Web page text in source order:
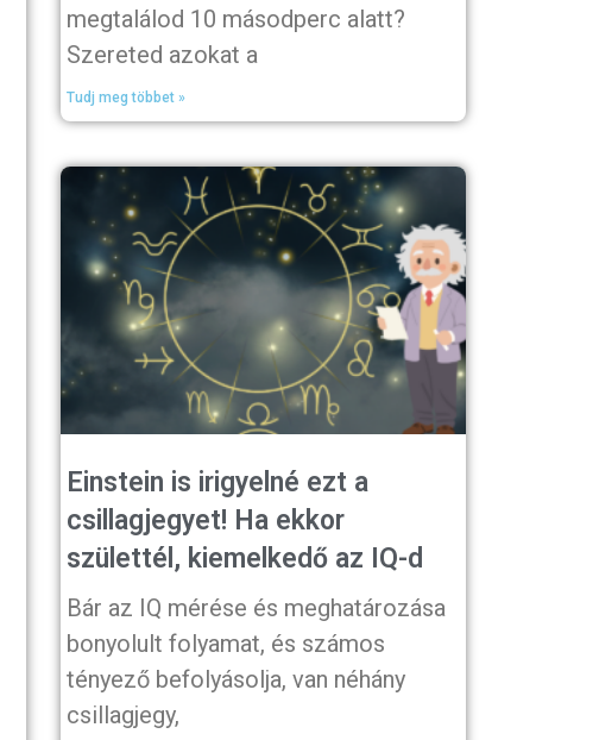
megtalálod 10 másodperc alatt?
Szereted azokat a
Tudj meg többet »
Einstein is irigyelné ezt a
csillagjegyet! Ha ekkor
születtél, kiemelkedő az IQ-d
Bár az IQ mérése és meghatározása
bonyolult folyamat, és számos
tényező befolyásolja, van néhány
csillagjegy,